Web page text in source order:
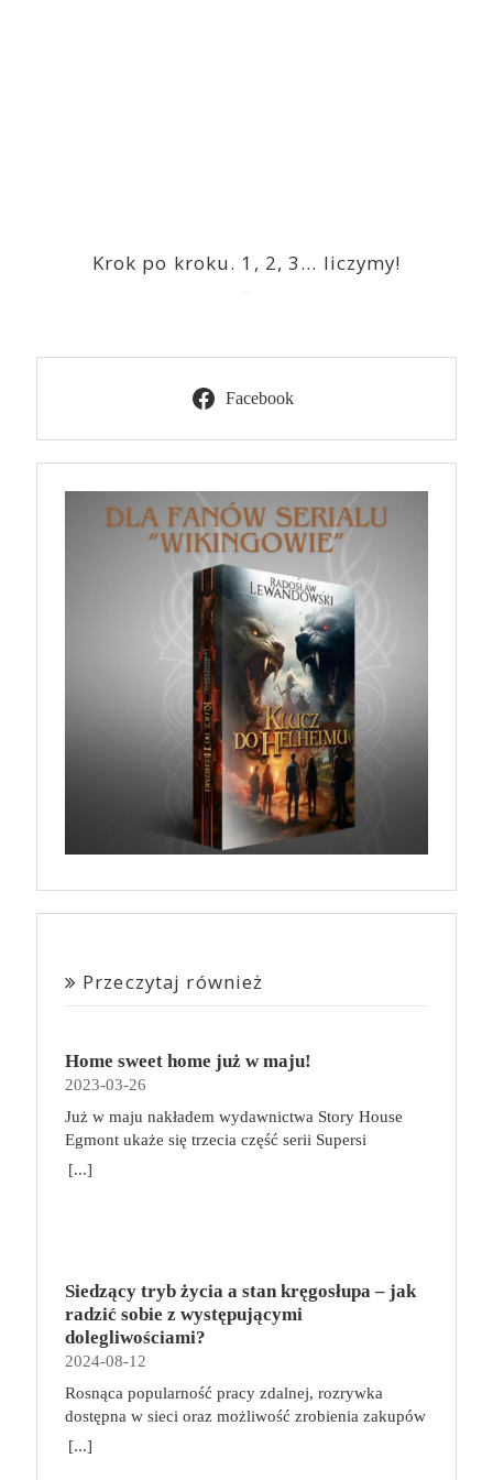
Krok po kroku. 1, 2, 3… liczymy!
Facebook
Przeczytaj również
Home sweet home już w maju!
2023-03-26
Już w maju nakładem wydawnictwa Story House
Egmont ukaże się trzecia część serii Supersi
scenarzysty Frederic Maupome. Ten tom nosi tytuł
przed odkryciem, kim są. W tej serii autorzy
podejmują takie tematy, jak poszukiwanie
tożsamości, rodziny, samotności i odmienności pod
przykrywką opowieści o superbohaterach. W
trzecim tomie rodzeństwo znalazło się w policyjnym
potrzasku. Dzieci są ścigane, dlatego będą musiały
opuścić swój dom i znaleźć nowe schronienie…
[...]
Siedzący tryb życia a stan kręgosłupa – jak
radzić sobie z występującymi
dolegliwościami?
2024-08-12
Rosnąca popularność pracy zdalnej, rozrywka
dostępna w sieci oraz możliwość zrobienia zakupów
online sprawiają, że zmniejsza się nasza aktywność
[...]